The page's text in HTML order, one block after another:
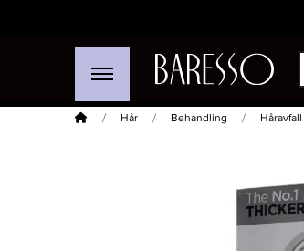
Hem Hår Behandling